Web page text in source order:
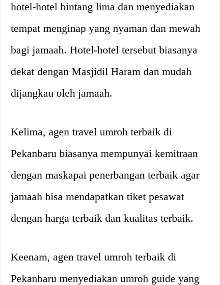
hotel-hotel bintang lima dan menyediakan
tempat menginap yang nyaman dan mewah
bagi jamaah. Hotel-hotel tersebut biasanya
dekat dengan Masjidil Haram dan mudah
dijangkau oleh jamaah.
Kelima, agen travel umroh terbaik di
Pekanbaru biasanya mempunyai kemitraan
dengan maskapai penerbangan terbaik agar
jamaah bisa mendapatkan tiket pesawat
dengan harga terbaik dan kualitas terbaik.
Keenam, agen travel umroh terbaik di
Pekanbaru menyediakan umroh guide yang